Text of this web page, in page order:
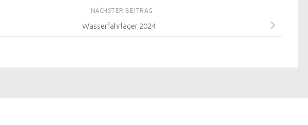
NÄCHSTER BEITRAG
Wasserfahrlager 2024